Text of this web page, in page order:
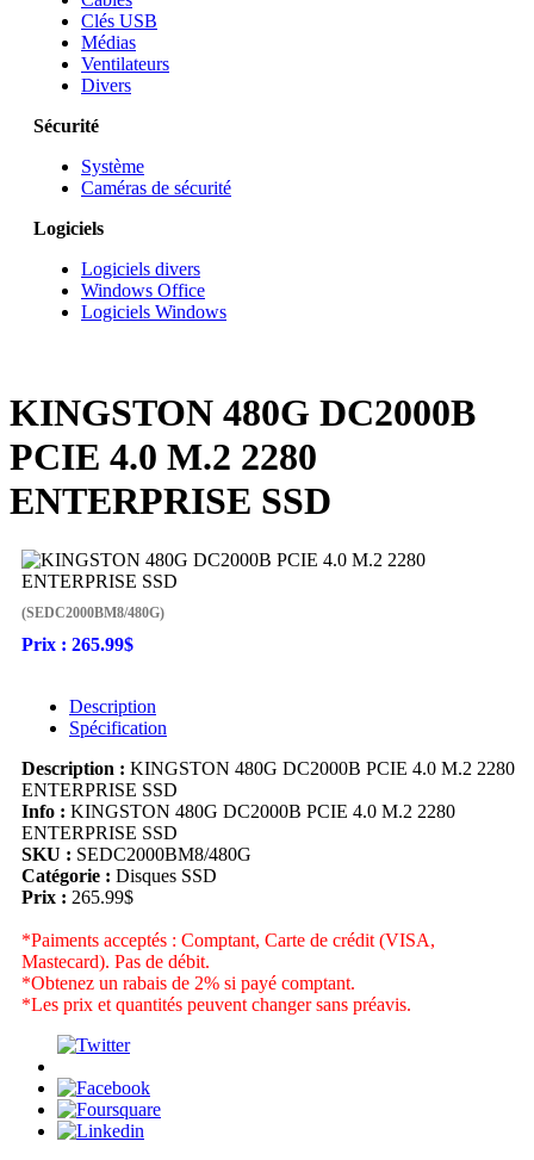
Clés USB
Médias
Ventilateurs
Divers
Sécurité
Système
Caméras de sécurité
Logiciels
Logiciels divers
Windows Office
Logiciels Windows
KINGSTON 480G DC2000B
PCIE 4.0 M.2 2280
ENTERPRISE SSD
(SEDC2000BM8/480G)
Prix : 265.99$
Description
Spécification
Description : KINGSTON 480G DC2000B PCIE 4.0 M.2 2280
ENTERPRISE SSD
Info : KINGSTON 480G DC2000B PCIE 4.0 M.2 2280
ENTERPRISE SSD
SKU : SEDC2000BM8/480G
Catégorie : Disques SSD
Prix : 265.99$
*Paiments acceptés : Comptant, Carte de crédit (VISA,
Mastecard). Pas de débit.
*Obtenez un rabais de 2% si payé comptant.
*Les prix et quantités peuvent changer sans préavis.